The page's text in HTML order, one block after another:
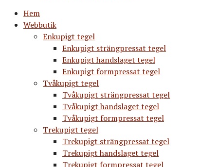
Hem
Webbutik
Enkupigt tegel
Enkupigt strängpressat tegel
Enkupigt handslaget tegel
Enkupigt formpressat tegel
Tvåkupigt tegel
Tvåkupigt strängpressat tegel
Tvåkupigt handslaget tegel
Tvåkupigt formpressat tegel
Trekupigt tegel
Trekupigt strängpressat tegel
Trekupigt handslaget tegel
Trekupigt formpressat tegel